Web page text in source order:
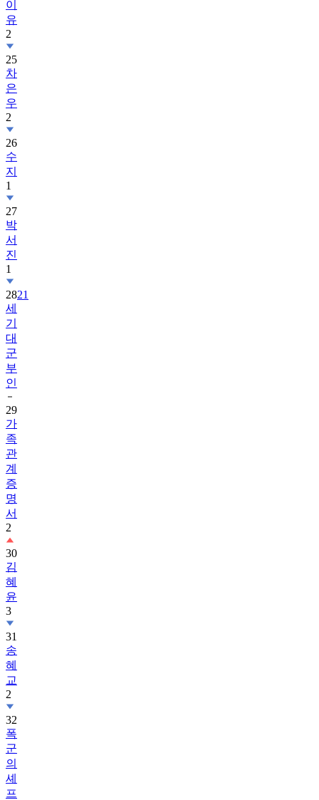
이
유
2
25
차
은
우
2
26
수
지
1
27
박
서
진
1
2821
세
기
대
군
부
인
29
가
족
관
계
증
명
서
2
30
김
혜
윤
3
31
송
혜
교
2
32
폭
군
의
셰
프